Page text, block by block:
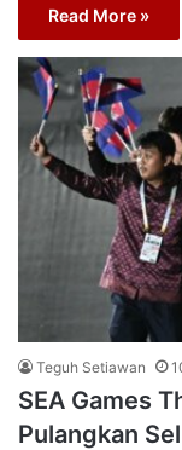
Read More »
Teguh Setiawan
SEA Games
Pulangkan